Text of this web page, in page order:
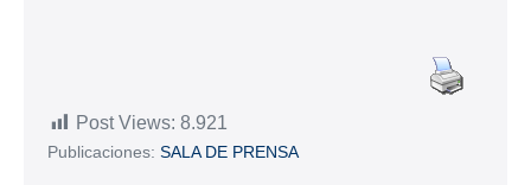
Post Views: 8.921
Publicaciones: SALA DE PRENSA